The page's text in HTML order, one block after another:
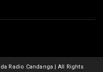
Radio Candanga | All Rights